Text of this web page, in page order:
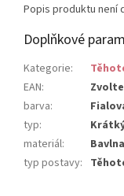
Popis produktu není
Doplňkové
Kategorie:
EAN:
barva:
typ:
materiál:
typ postavy: